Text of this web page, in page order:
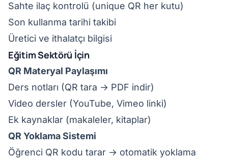
Sahte ilaç kontrolü (unique QR her kutu)
Son kullanma tarihi takibi
Üretici ve ithalatçı bilgisi
Eğitim Sektörü İçin
QR Materyal Paylaşımı
Ders notları (QR tara → PDF indir)
Video dersler (YouTube, Vimeo linki)
Ek kaynaklar (makaleler, kitaplar)
QR Yoklama Sistemi
Öğrenci QR kodu tarar → otomatik yoklama